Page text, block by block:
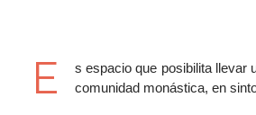
E
s espacio que posibilita llevar
comunidad monástica, en